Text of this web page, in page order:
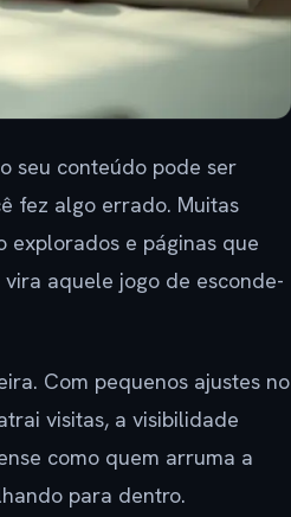
seu conteúdo pode ser
fez algo errado. Muitas
explorados e páginas que
aquele jogo de esconde-
Com pequenos ajustes no
visitas, a visibilidade
como quem arruma a
para dentro.